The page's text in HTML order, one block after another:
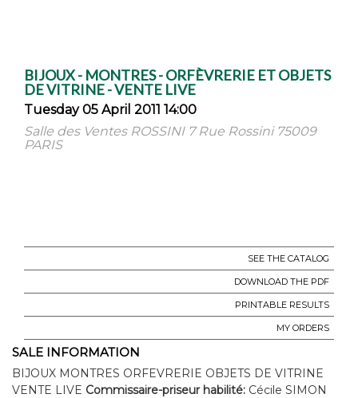
BIJOUX - MONTRES - ORFÈVRERIE ET OBJETS
DE VITRINE - VENTE LIVE
Tuesday 05 April 2011 14:00
Salle des Ventes ROSSINI 7 Rue Rossini 75009
PARIS
SEE THE CATALOG
DOWNLOAD THE PDF
PRINTABLE RESULTS
MY ORDERS
SALE INFORMATION
BIJOUX MONTRES ORFEVRERIE OBJETS DE VITRINE
VENTE LIVE Commissaire-priseur habilité: Cécile SIMON